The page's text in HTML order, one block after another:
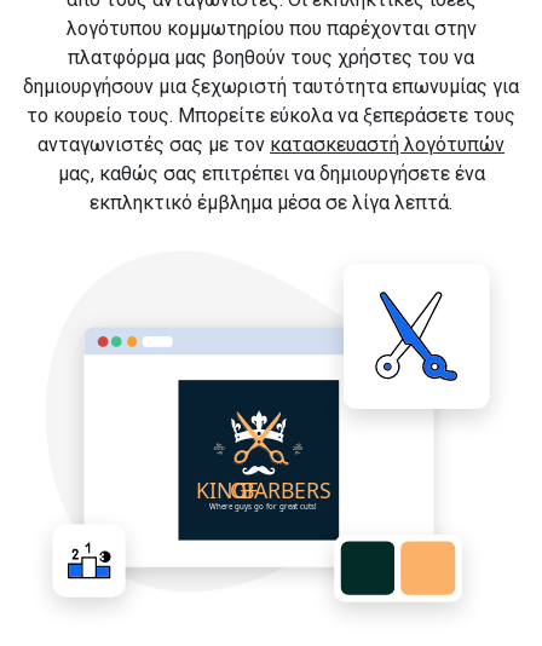
λογότυπου κομμωτηρίου που παρέχονται στην
πλατφόρμα μας βοηθούν τους χρήστες του να
δημιουργήσουν μια ξεχωριστή ταυτότητα επωνυμίας για
το κουρείο τους. Μπορείτε εύκολα να ξεπεράσετε τους
ανταγωνιστές σας με τον κατασκευαστή λογότυπών
μας, καθώς σας επιτρέπει να δημιουργήσετε ένα
εκπληκτικό έμβλημα μέσα σε λίγα λεπτά.